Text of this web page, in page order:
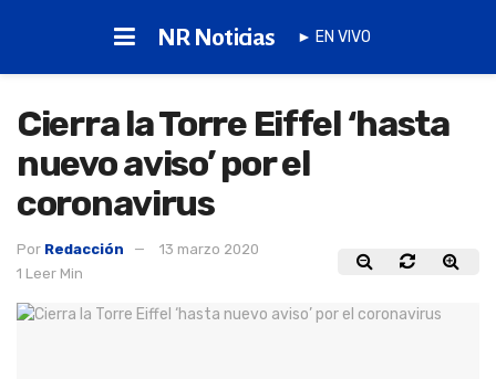
NR Noticias ► EN VIVO
Cierra la Torre Eiffel ‘hasta
nuevo aviso’ por el
coronavirus
Por Redacción
13 marzo 2020
1 Leer Min